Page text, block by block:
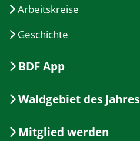
Arbeitskreise
Geschichte
BDF App
Waldgebiet des Jahres
Mitglied werden